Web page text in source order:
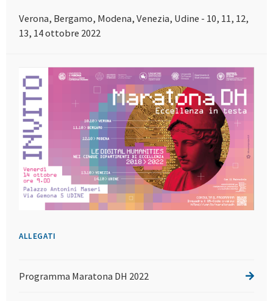
Verona, Bergamo, Modena, Venezia, Udine - 10, 11, 12,
13, 14 ottobre 2022
ALLEGATI
Programma Maratona DH 2022